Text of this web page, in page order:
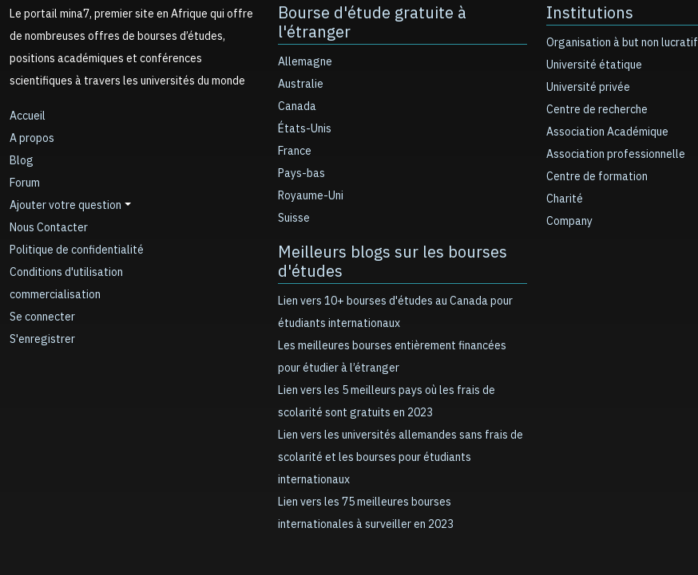
Le portail mina7, premier site en Afrique qui offre
de nombreuses offres de bourses d’études,
positions académiques et conférences
scientifiques à travers les universités du monde
Accueil
A propos
Blog
Forum
Ajouter votre question
Nous Contacter
Politique de confidentialité
Conditions d'utilisation
commercialisation
Se connecter
S'enregistrer
Bourse d'étude gratuite à
l'étranger
Allemagne
Australie
Canada
États-Unis
France
Pays-bas
Royaume-Uni
Suisse
Meilleurs blogs sur les bourses
d'études
Lien vers 10+ bourses d'études au Canada pour
étudiants internationaux
Les meilleures bourses entièrement financées
pour étudier à l’étranger
Lien vers les 5 meilleurs pays où les frais de
scolarité sont gratuits en 2023
Lien vers les universités allemandes sans frais de
scolarité et les bourses pour étudiants
internationaux
Lien vers les 75 meilleures bourses
internationales à surveiller en 2023
Institutions
Organisation à but non lucratif
Université étatique
Université privée
Centre de recherche
Association Académique
Association professionnelle
Centre de formation
Charité
Company